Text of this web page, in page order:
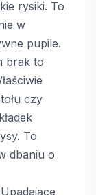
rysiki. To
w
pupile.
brak to
czy
To
dbaniu o